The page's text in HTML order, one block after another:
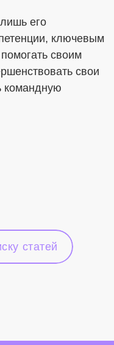
его
ключевым
своим
свои
командную
статей